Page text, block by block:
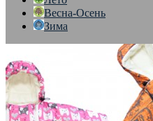
Весна-Осень
Зима